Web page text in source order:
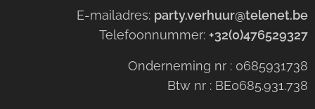
E-mailadres: party.verhuur@telenet.be
Telefoonnummer: +32(0)476529327
Onderneming nr : 0685931738
Btw nr : BE0685.931.738